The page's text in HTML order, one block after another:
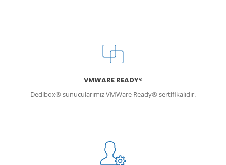
VMWARE READY®
Dedibox® sunucularımız VMWare Ready® sertifikalıdır.